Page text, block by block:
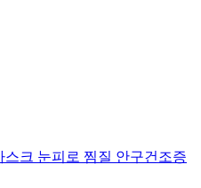
크 눈피로 찜질 안구건조증